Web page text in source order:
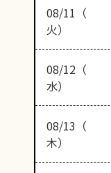
08/11（
火）
08/12（
水）
08/13（
木）